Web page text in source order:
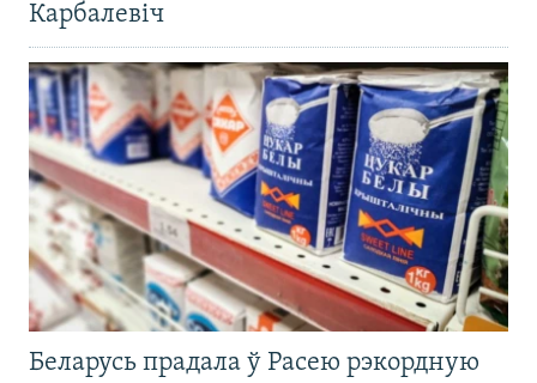
Карбалевіч
Беларусь прадала ў Расею рэкордную